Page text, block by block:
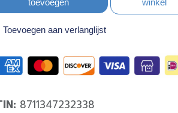
toevoegen
winkel
Toevoegen aan verlanglijst
8711347232338